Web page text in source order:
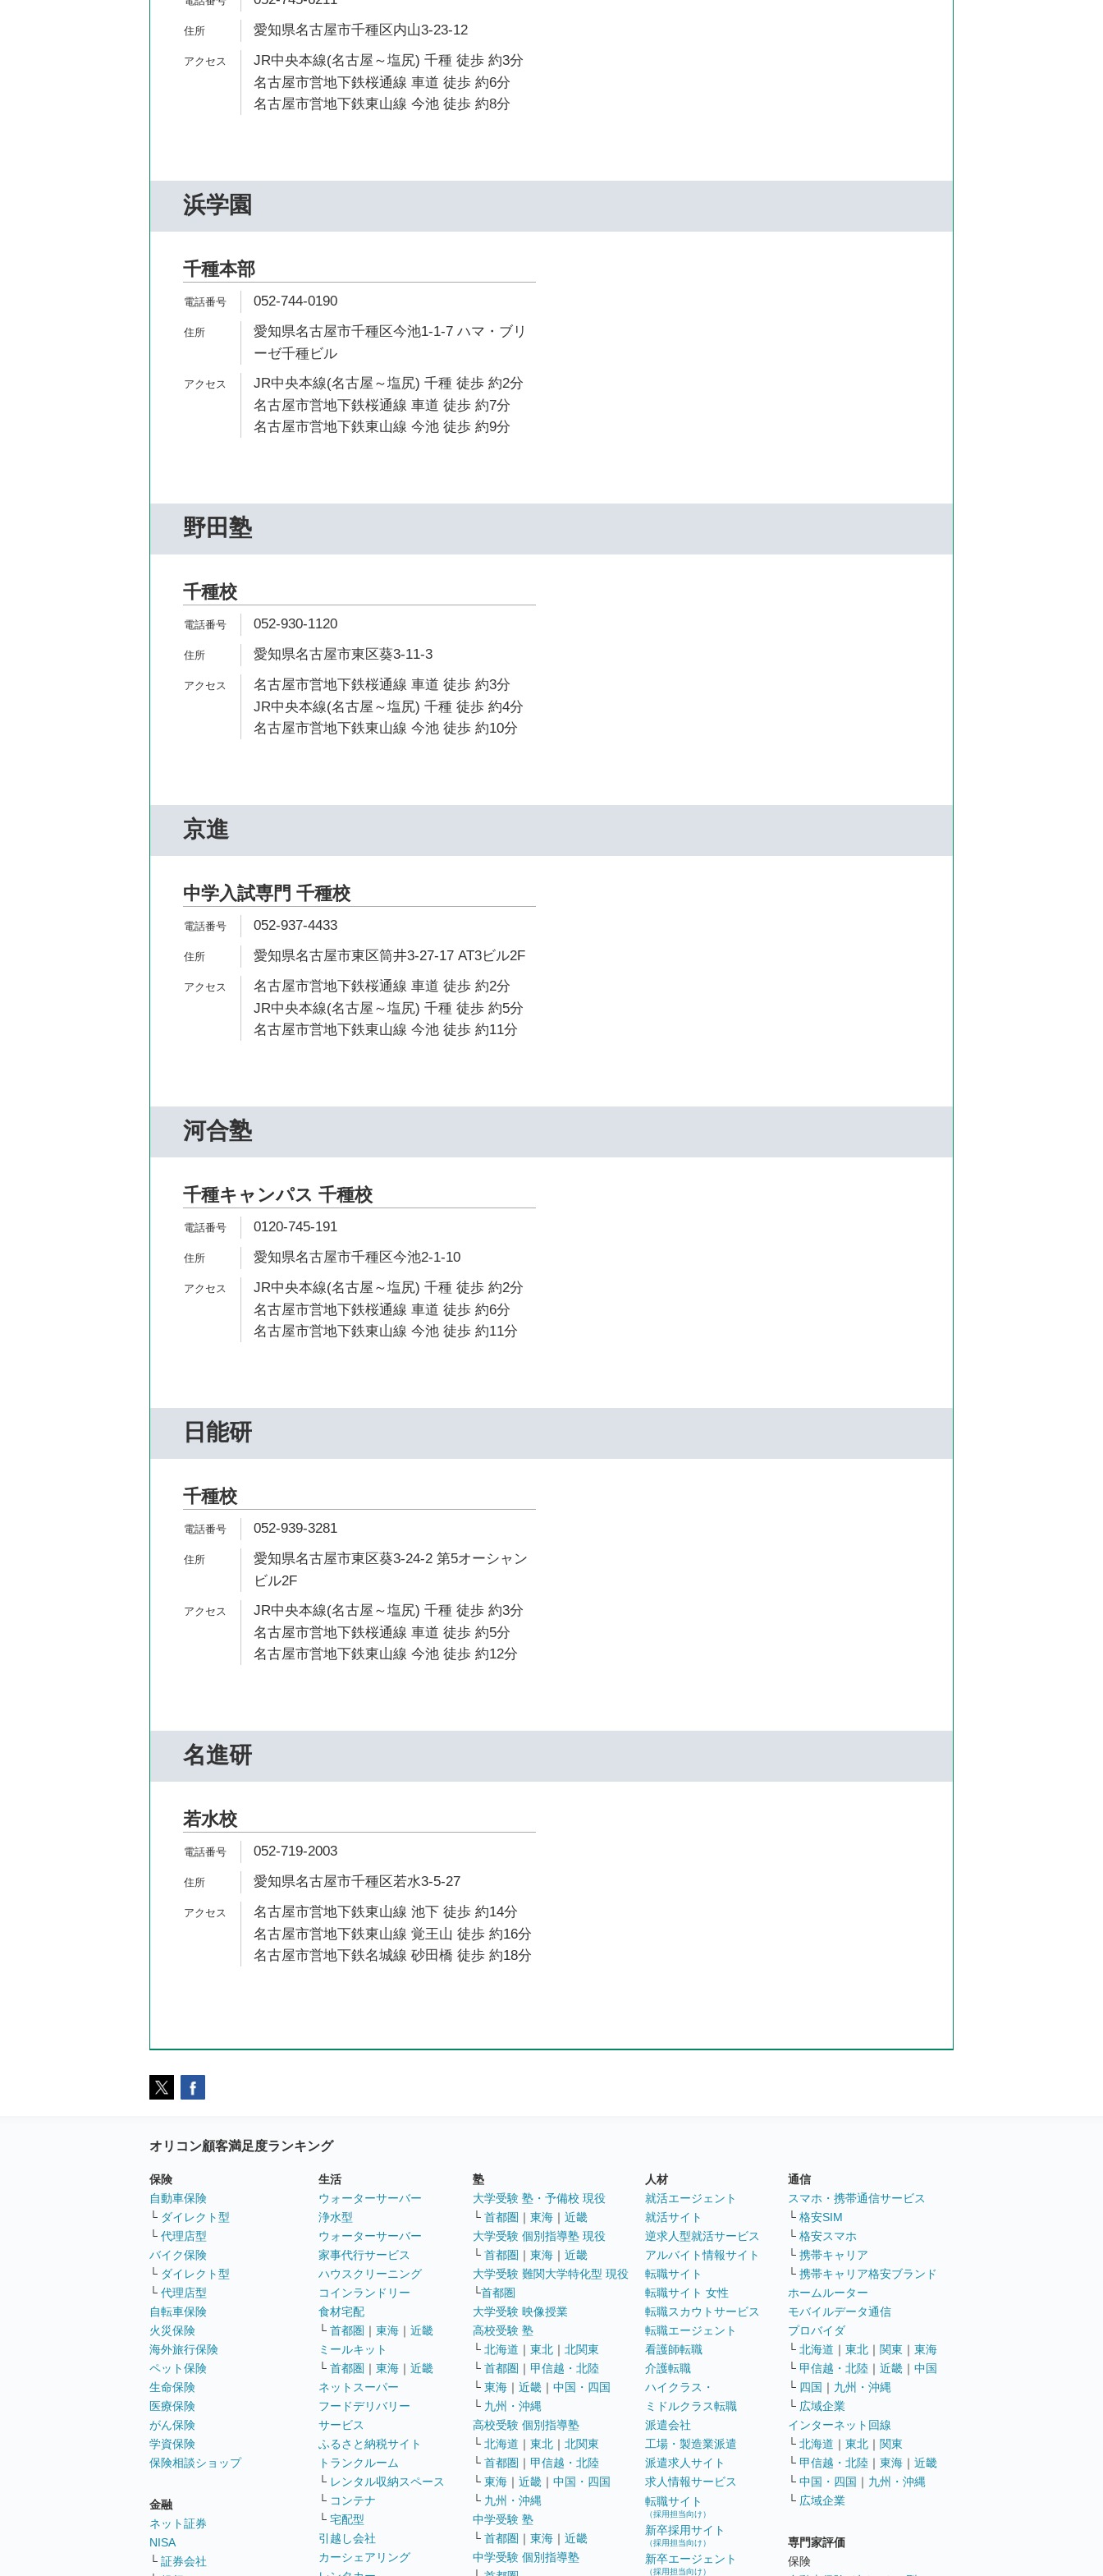
愛知県名古屋市千種区内山3-23-12
JR中央本線(名古屋～塩尻) 千種 徒歩 約3分
名古屋市営地下鉄桜通線 車道 徒歩 約6分
名古屋市営地下鉄東山線 今池 徒歩 約8分
浜学園
千種本部
052-744-0190
愛知県名古屋市千種区今池1-1-7 ハマ・ブリ
ーゼ千種ビル
JR中央本線(名古屋～塩尻) 千種 徒歩 約2分
名古屋市営地下鉄桜通線 車道 徒歩 約7分
名古屋市営地下鉄東山線 今池 徒歩 約9分
野田塾
千種校
052-930-1120
愛知県名古屋市東区葵3-11-3
名古屋市営地下鉄桜通線 車道 徒歩 約3分
JR中央本線(名古屋～塩尻) 千種 徒歩 約4分
名古屋市営地下鉄東山線 今池 徒歩 約10分
京進
中学入試専門 千種校
052-937-4433
愛知県名古屋市東区筒井3-27-17 AT3ビル2F
名古屋市営地下鉄桜通線 車道 徒歩 約2分
JR中央本線(名古屋～塩尻) 千種 徒歩 約5分
名古屋市営地下鉄東山線 今池 徒歩 約11分
河合塾
千種キャンパス 千種校
0120-745-191
愛知県名古屋市千種区今池2-1-10
JR中央本線(名古屋～塩尻) 千種 徒歩 約2分
名古屋市営地下鉄桜通線 車道 徒歩 約6分
名古屋市営地下鉄東山線 今池 徒歩 約11分
日能研
千種校
052-939-3281
愛知県名古屋市東区葵3-24-2 第5オーシャン
ビル2F
JR中央本線(名古屋～塩尻) 千種 徒歩 約3分
名古屋市営地下鉄桜通線 車道 徒歩 約5分
名古屋市営地下鉄東山線 今池 徒歩 約12分
名進研
若水校
052-719-2003
愛知県名古屋市千種区若水3-5-27
名古屋市営地下鉄東山線 池下 徒歩 約14分
名古屋市営地下鉄東山線 覚王山 徒歩 約16分
名古屋市営地下鉄名城線 砂田橋 徒歩 約18分
オリコン顧客満足度ランキング
保険
自動車保険
└ ダイレクト型
└ 代理店型
バイク保険
└ ダイレクト型
└ 代理店型
自転車保険
火災保険
海外旅行保険
ペット保険
生命保険
医療保険
がん保険
学資保険
保険相談ショップ
金融
ネット証券
NISA
└ 証券会社
生活
ウォーターサーバー
浄水型
ウォーターサーバー
家事代行サービス
ハウスクリーニング
コインランドリー
食材宅配
└ 首都圏 ｜ 東海 ｜ 近畿
ミールキット
└ 首都圏 ｜ 東海 ｜ 近畿
ネットスーパー
フードデリバリー
サービス
ふるさと納税サイト
トランクルーム
└ レンタル収納スペース
└ コンテナ
└ 宅配型
引越し会社
カーシェアリング
塾
大学受験 塾・予備校 現役
└ 首都圏 ｜ 東海 ｜ 近畿
大学受験 個別指導塾 現役
└ 首都圏 ｜ 東海 ｜ 近畿
大学受験 難関大学特化型 現役
└首都圏
大学受験 映像授業
高校受験 塾
└ 北海道 ｜ 東北 ｜ 北関東
└ 首都圏 ｜ 甲信越・北陸
└ 東海 ｜ 近畿 ｜ 中国・四国
└ 九州・沖縄
高校受験 個別指導塾
└ 北海道 ｜ 東北 ｜ 北関東
└ 首都圏 ｜ 甲信越・北陸
└ 東海 ｜ 近畿 ｜ 中国・四国
└ 九州・沖縄
中学受験 塾
└ 首都圏 ｜ 東海 ｜ 近畿
中学受験 個別指導塾
人材
就活エージェント
就活サイト
逆求人型就活サービス
アルバイト情報サイト
転職サイト
転職サイト 女性
転職スカウトサービス
転職エージェント
看護師転職
介護転職
ハイクラス・
ミドルクラス転職
派遣会社
工場・製造業派遣
派遣求人サイト
求人情報サービス
転職サイト
（採用担当向け）
新卒採用サイト
（採用担当向け）
新卒エージェント
（採用担当向け）
通信
スマホ・携帯通信サービス
└ 格安SIM
└ 格安スマホ
└ 携帯キャリア
└ 携帯キャリア格安ブランド
ホームルーター
モバイルデータ通信
プロバイダ
└ 北海道 ｜ 東北 ｜ 関東 ｜ 東海
└ 甲信越・北陸 ｜ 近畿 ｜ 中国
└ 四国 ｜ 九州・沖縄
└ 広域企業
インターネット回線
└ 北海道 ｜ 東北 ｜ 関東
└ 甲信越・北陸 ｜ 東海 ｜ 近畿
└ 中国・四国 ｜ 九州・沖縄
└ 広域企業
専門家評価
保険